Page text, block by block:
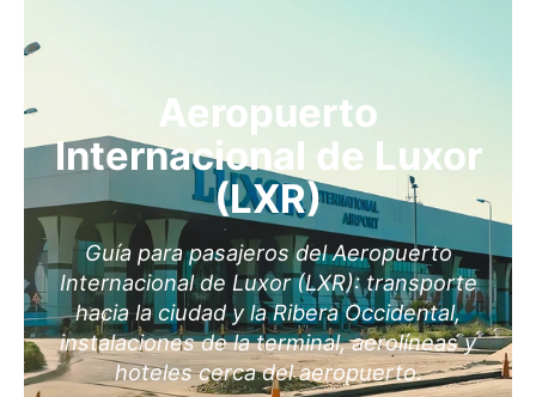
Aeropuerto
Internacional de Luxor
(LXR)
Guía para pasajeros del Aeropuerto
Internacional de Luxor (LXR): transporte
hacia la ciudad y la Ribera Occidental,
instalaciones de la terminal, aerolíneas y
hoteles cerca del aeropuerto.